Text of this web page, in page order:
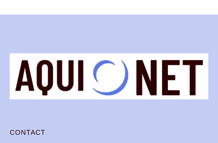
CONTACT